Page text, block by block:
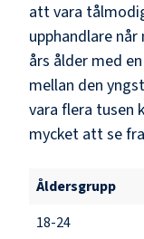
att vara
upphandlare når
års ålder med
mellan den
vara flera tusen
mycket att se
Åldersgrupp
18-24